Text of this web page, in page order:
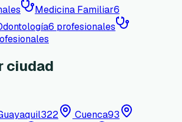
Medicina Familiar6
6 profesionales
ciudad
322 Cuenca93